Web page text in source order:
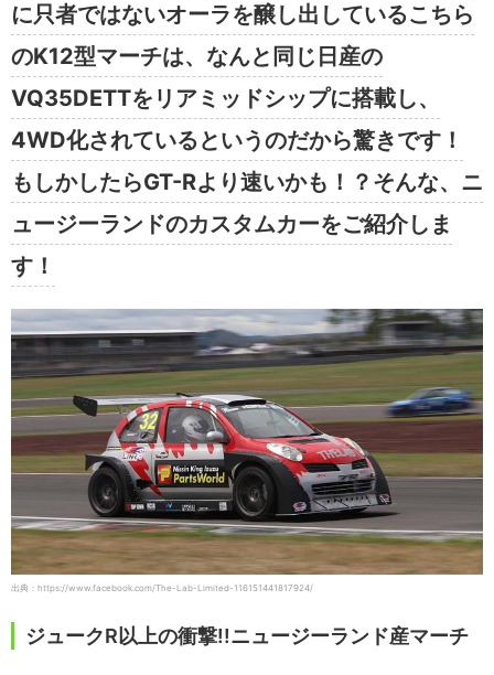
に只者ではないオーラを醸し出しているこちら
のK12型マーチは、なんと同じ日産の
VQ35DETTをリアミッドシップに搭載し、
4WD化されているというのだから驚きです！
もしかしたらGT-Rより速いかも！？そんな、ニ
ュージーランドのカスタムカーをご紹介しま
す！
出典：https://www.facebook.com/The-Lab-Limited-116151441817924/
ジュークR以上の衝撃!!ニュージーランド産マーチ